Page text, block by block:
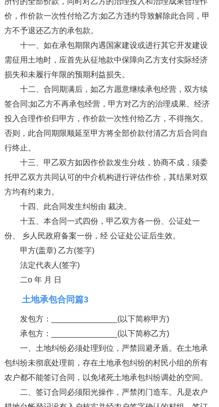
价，作价款一次性付给乙方;如乙方违约导致解除此合同，甲
方不予退还乙方的承包款。
十一、如在承包期限内遇国家建设或进行其它开发建设
需征用土地时，应首先从征地款中保障向乙方支付实际经济
损失和未履行年限的预期利益损失。
十二、合同期满后，如乙方愿意继续承包经营，双方续
签合同;如乙方不再承包经营，甲方对乙方的治理成果、经济
投入合理作价归甲方，作价款一次性付给乙方，不得拖欠。
否则，此合同期限顺延至甲方将全部价款付清乙方后合同自
行终止。
十三、甲乙双方如因作价款发生分歧，协商不成，须委
托甲乙双方共同认可的中介机构进行评估作价，其结果对双
方均有约束力。
十四、此合同发生纠纷由 裁决。
十五、本合同一式四份，甲乙双方各一份、公证处一
份、 乡人民政府备案一份，经 公证处公证后生效。
甲方(盖章) 乙方(签字)
法定代表人(签字)
二o 年 月 日
土地承包合同篇3
发包方：_______________(以下简称甲方)
承包方：_______________(以下简称乙方)
一、土地纠纷必须处理到位，严禁回避矛盾。在土地承
包纠纷未彻底处理前，存在土地承包纠纷的村民小组的所有
农户都不能签订合同，以免堵死土地承包纠纷调处的空间。
二、签订合同必须阳光操作，严禁闭门造车。凡是农户